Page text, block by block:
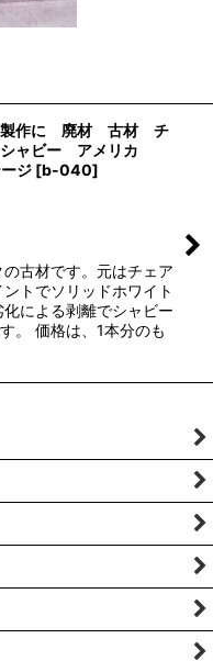
製作に 廃材 古材 チ
ャビー アメリカ
ジ [b-040]
古材です。元はチェア
トでソリッドホワイト
による剥離でシャビー
。 価格は、1本分のも